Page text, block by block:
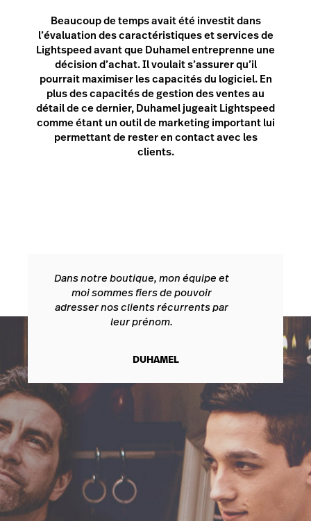
Beaucoup de temps avait été investit dans
l’évaluation des caractéristiques et services de
Lightspeed avant que Duhamel entreprenne une
décision d’achat. Il voulait s’assurer qu’il
pourrait maximiser les capacités du logiciel. En
plus des capacités de gestion des ventes au
détail de ce dernier, Duhamel jugeait Lightspeed
comme étant un outil de marketing important lui
permettant de rester en contact avec les
clients.
Dans notre boutique, mon équipe et
moi sommes fiers de pouvoir
adresser nos clients récurrents par
leur prénom.
DUHAMEL